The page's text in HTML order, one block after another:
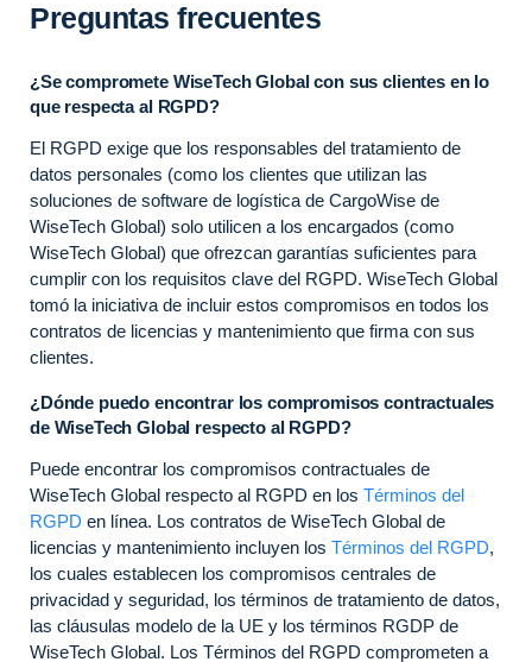
Preguntas frecuentes
¿Se compromete WiseTech Global con sus clientes en lo
que respecta al RGPD?
El RGPD exige que los responsables del tratamiento de
datos personales (como los clientes que utilizan las
soluciones de software de logística de CargoWise de
WiseTech Global) solo utilicen a los encargados (como
WiseTech Global) que ofrezcan garantías suficientes para
cumplir con los requisitos clave del RGPD. WiseTech Global
tomó la iniciativa de incluir estos compromisos en todos los
contratos de licencias y mantenimiento que firma con sus
clientes.
¿Dónde puedo encontrar los compromisos contractuales
de WiseTech Global respecto al RGPD?
Puede encontrar los compromisos contractuales de
WiseTech Global respecto al RGPD en los Términos del
RGPD en línea. Los contratos de WiseTech Global de
licencias y mantenimiento incluyen los Términos del RGPD,
los cuales establecen los compromisos centrales de
privacidad y seguridad, los términos de tratamiento de datos,
las cláusulas modelo de la UE y los términos RGDP de
WiseTech Global. Los Términos del RGPD comprometen a